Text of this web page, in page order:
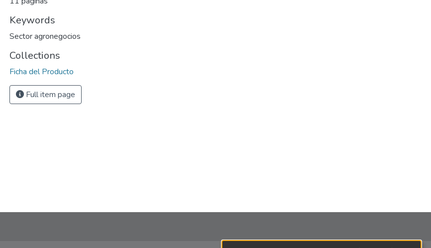
Keywords
Sector agronegocios
Collections
Ficha del Producto
Full item page